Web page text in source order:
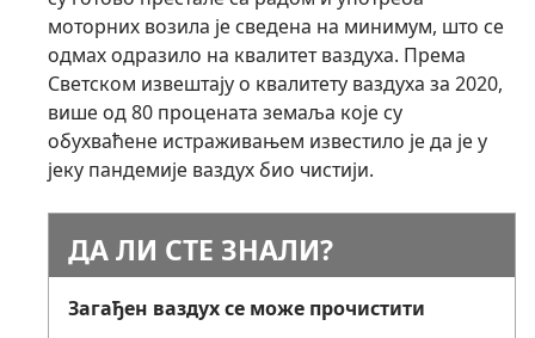
моторних возила је сведена на минимум, што се
одмах одразило на квалитет ваздуха. Према
Светском извештају о квалитету ваздуха за 2020,
више од 80 процената земаља које су
обухваћене истраживањем известило је да је у
јеку пандемије ваздух био чистији.
ДА ЛИ СТЕ ЗНАЛИ?
Загађен ваздух се може прочистити